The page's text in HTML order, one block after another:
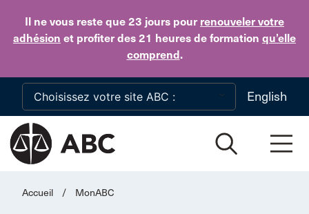
Il ne vous reste que 23 jours pour renouveler votre
adhésion et profiter des 21 heures de formation qu’elle
comprend.
Skip to main content
English
Accueil / MonABC